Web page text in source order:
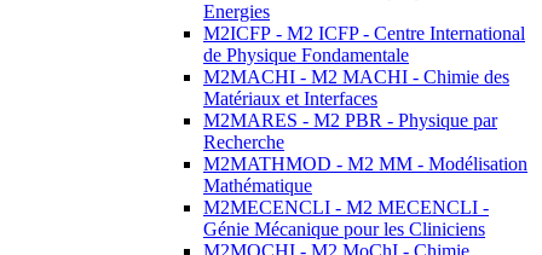
Energies
M2ICFP - M2 ICFP - Centre International
de Physique Fondamentale
M2MACHI - M2 MACHI - Chimie des
Matériaux et Interfaces
M2MARES - M2 PBR - Physique par
Recherche
M2MATHMOD - M2 MM - Modélisation
Mathématique
M2MECENCLI - M2 MECENCLI -
Génie Mécanique pour les Cliniciens
M2MOCHI - M2 MoChI - Chimie